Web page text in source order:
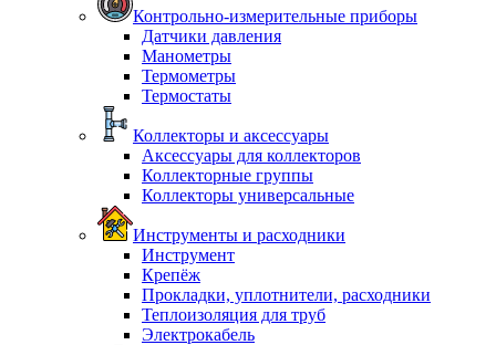
Контрольно-измерительные приборы
Датчики давления
Манометры
Термометры
Термостаты
Коллекторы и аксессуары
Аксессуары для коллекторов
Коллекторные группы
Коллекторы универсальные
Инструменты и расходники
Инструмент
Крепёж
Прокладки, уплотнители, расходники
Теплоизоляция для труб
Электрокабель